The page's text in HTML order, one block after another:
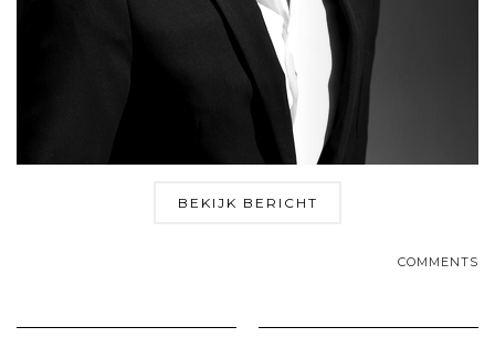
BEKIJK BERICHT
COMMENTS